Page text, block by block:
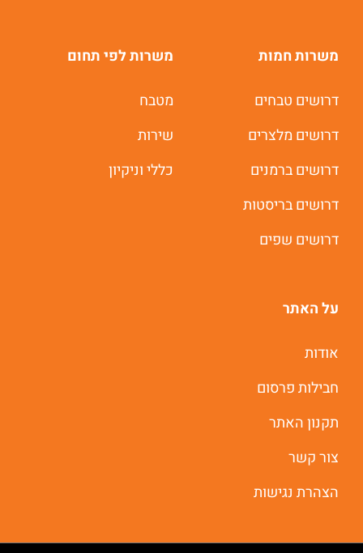
משרות חמות
דרושים טבחים
דרושים מלצרים
דרושים ברמנים
דרושים בריסטות
דרושים שפים
משרות לפי תחום
מטבח
שירות
כללי וניקיון
על האתר
אודות
חבילות פרסום
תקנון האתר
צור קשר
הצהרת נגישות